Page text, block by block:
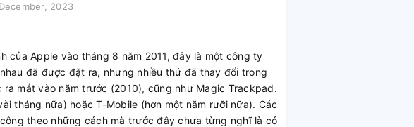
2023
của Apple vào tháng 8 năm 2011, đây là một công ty
đã được đặt ra, nhưng nhiều thứ đã thay đổi trong
mắt vào năm trước (2010), cũng như Magic Trackpad.
tháng nữa) hoặc T-Mobile (hơn một năm rưỡi nữa). Các
theo những cách mà trước đây chưa từng nghĩ là có